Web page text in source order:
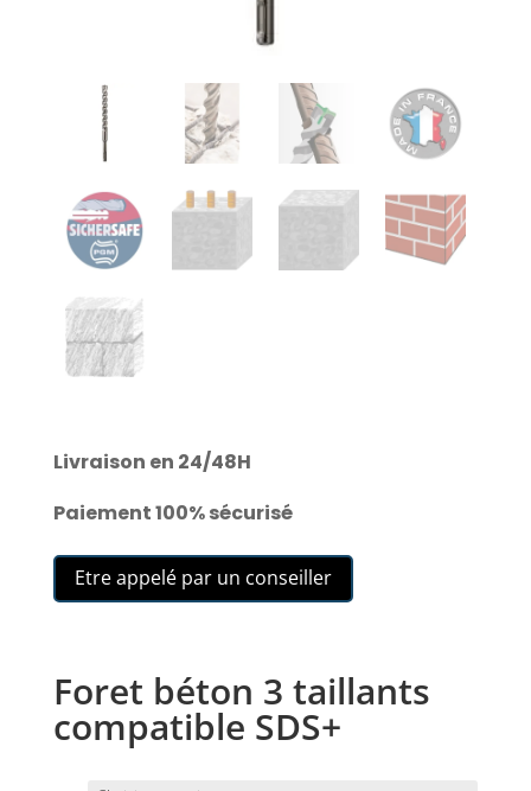
Livraison en 24/48H
Paiement 100% sécurisé
Etre appelé par un conseiller
Foret béton 3 taillants
compatible SDS+